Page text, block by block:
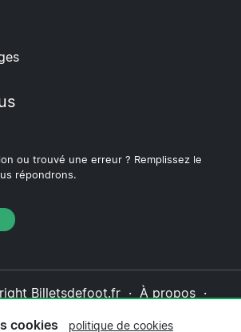
ou trouvé une erreur ? Remplissez le
répondrons.
Billetsdefoot.fr · À propos·
cookies politique de cookies